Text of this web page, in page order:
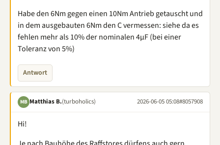
Habe den 6Nm gegen einen 10Nm Antrieb getauscht und
in dem ausgebauten 6Nm den C vermessen: siehe da es
fehlen mehr als 10% der nominalen 4µF (bei einer
Toleranz von 5%)
Antwort
MB Matthias B.(turboholics) 2026-06-05 05:08#8057908
Hi!